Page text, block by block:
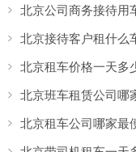
北京公司商务接待用
北京接待客户租什么